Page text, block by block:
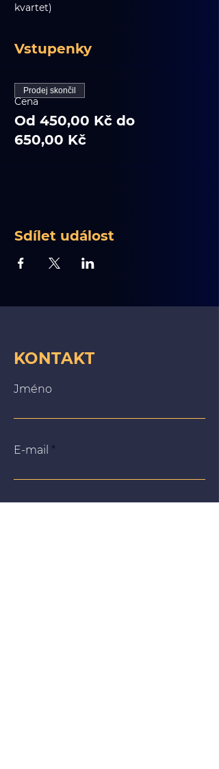
kvartet)
Vstupenky
Cena
Od 450,00 Kč do
650,00 Kč
Prodej skončil
Sdílet událost
KONTAKT
Jméno
E-mail